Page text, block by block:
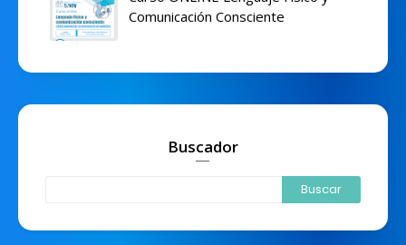
Comunicación Consciente
Buscador